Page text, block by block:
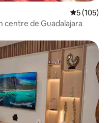
Évaluation
5 (105)
centre de Guadalajara
appréciés